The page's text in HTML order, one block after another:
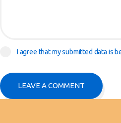
I agree that my submitted data is